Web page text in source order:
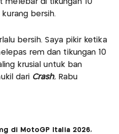
melebar di tikungan 10
bersih.
bersih. Saya pikir ketika
rem dan tikungan 10
krusial untuk ban
dari Crash, Rabu
di MotoGP Italia 2026,